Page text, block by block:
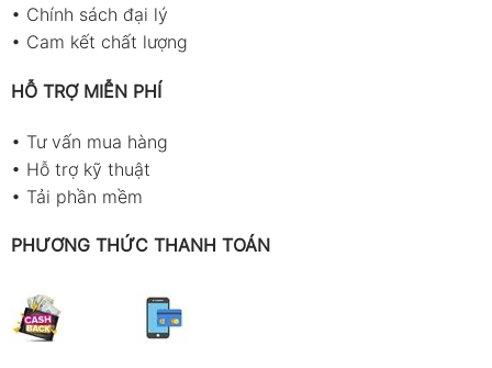
• Chính sách đại lý
• Cam kết chất lượng
HỖ TRỢ MIỄN PHÍ
• Tư vấn mua hàng
• Hỗ trợ kỹ thuật
• Tải phần mềm
PHƯƠNG THỨC THANH TOÁN